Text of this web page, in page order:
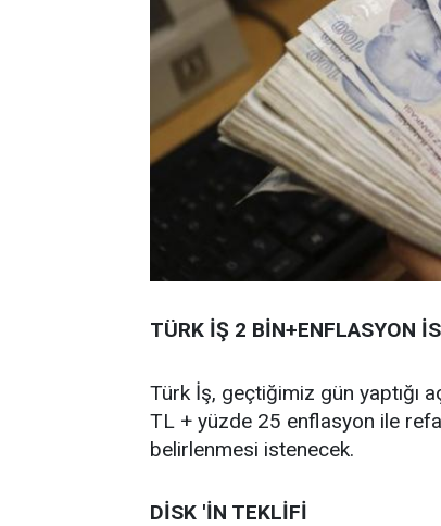
TÜRK İŞ 2 BİN+ENFLASYON
Türk İş, geçtiğimiz gün yaptığı
TL + yüzde 25 enflasyon ile
belirlenmesi istenecek.
DİSK 'İN TEKLİFİ